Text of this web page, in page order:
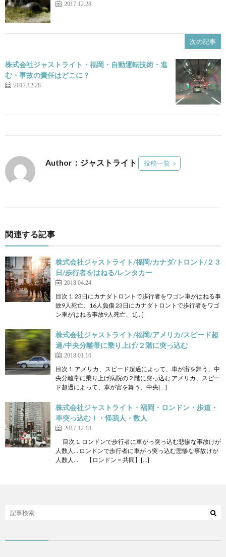
2017.12.28
次の記事
株式会社ジャストライト・福岡・自動運転技術・進
む・事故の責任はどこに？
2017.12.28
Author：ジャストライト 投稿一覧
関連する記事
株式会社ジャストライト/福岡/カナダ/トロント/２３
日/歩行者をはねる/レンタカー
2018.04.24
目次 1. 23日にカナダトロントで歩行者をワゴン車がはねる事
故9人死亡、16人負傷 23日にカナダトロントで歩行者をワゴ
ン車がはねる事故9人死亡、1[…]
株式会社ジャストライト/福岡/アメリカ/スピード超
過/中央分離帯に乗り上げ/２階に突っ込む
2018.01.16
目次 1. アメリカ、スピード超過によって、車が宙を舞う、中
央分離帯に乗り上げ病院の２階に突っ込む アメリカ、スピー
ド超過によって、車が宙を舞う、中央[…]
株式会社ジャストライト・福岡・ロンドン・歩道・
車突っ込む！・怪我人・数人
2017.12.18
目次 1. ロンドンで歩行者に車がっ突っ込む悲惨な事故けが
人数人… ロンドンで歩行者に車がっ突っ込む悲惨な事故けが
人数人… 【ロンドン＝共同】[…]